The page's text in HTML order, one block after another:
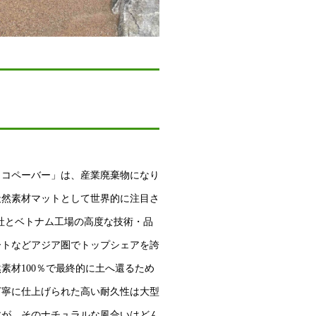
ペーバー」は、産業廃棄物になり
素材マットとして世界的に注目さ
とベトナム工場の高度な技術・品
などアジア圏でトップシェアを誇
材100％で最終的に土へ還るため
に仕上げられた高い耐久性は大型